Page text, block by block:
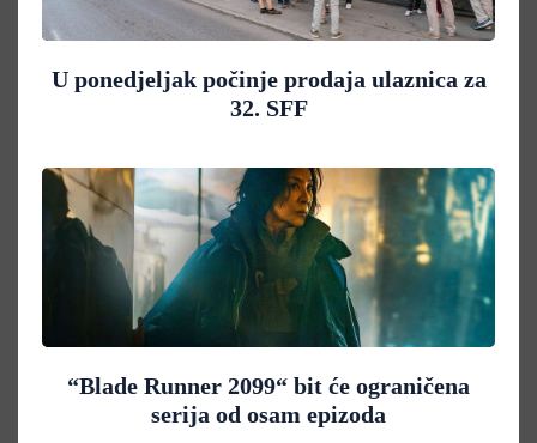
U ponedjeljak počinje prodaja ulaznica za
32. SFF
“Blade Runner 2099“ bit će ograničena
serija od osam epizoda